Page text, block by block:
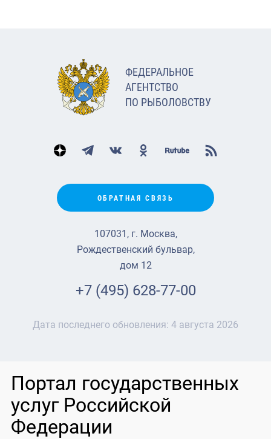
ФЕДЕРАЛЬНОЕ
АГЕНТСТВО
ПО РЫБОЛОВСТВУ
ОБРАТНАЯ СВЯЗЬ
107031, г. Москва,
Рождественский бульвар,
дом 12
+7 (495) 628-77-00
Дата последнего обновления: 4 августа 2026
Портал государственных
услуг Российской
Федерации